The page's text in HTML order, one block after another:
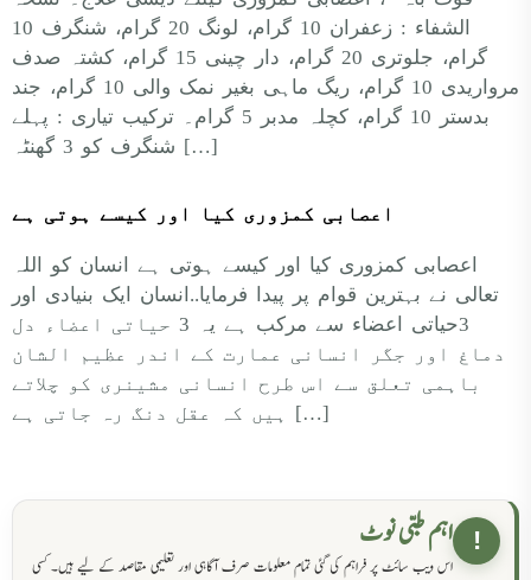
الشفاء : زعفران 10 گرام، لونگ 20 گرام، شنگرف 10
گرام، جلوتری 20 گرام، دار چینی 15 گرام، کشتہ صدف
مرواریدی 10 گرام، ریگ ماہی بغیر نمک والی 10 گرام، جند
بدستر 10 گرام، کچلہ مدبر 5 گرام۔ ترکیب تیاری : پہلے
شنگرف کو 3 گھنٹہ […]
اعصابی کمزوری کیا اور کیسے ہوتی ہے
اعصابی کمزوری کیا اور کیسے ہوتی ہے انسان کو اللہ
تعالی نے بہترین قوام پر پیدا فرمایا..انسان ایک بنیادی اور
3حیاتی اعضاء سے مرکب ہے یہ 3 حیاتی اعضاء دل
دماغ اور جگر انسانی عمارت کے اندر عظیم الشان
باہمی تعلق سے اس طرح انسانی مشینری کو چلاتے
ہیں کہ عقل دنگ رہ جاتی ہے […]
! اہم طبی نوٹ
اس ویب سائٹ پر فراہم کی گئی تمام معلومات صرف آگاہی اور تعلیمی مقاصد کے لیے ہیں۔ کسی